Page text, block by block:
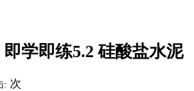
学即练5.2 硅酸盐水泥
: 次